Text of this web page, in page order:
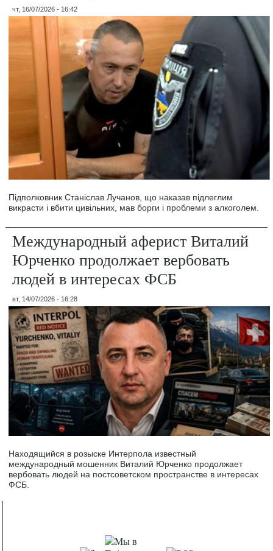
чт, 16/07/2026 - 16:42
Підполковник Станіслав Лучанов, що наказав підлеглим
викрасти і вбити цивільних, мав борги і проблеми з алкоголем.
Международный аферист Виталий
Юрченко продолжает вербовать
людей в интересах ФСБ
вт, 14/07/2026 - 16:28
Находящийся в розыске Интерпола известный
международный мошенник Виталий Юрченко продолжает
вербовать людей на постсоветском пространстве в интересах
ФСБ.